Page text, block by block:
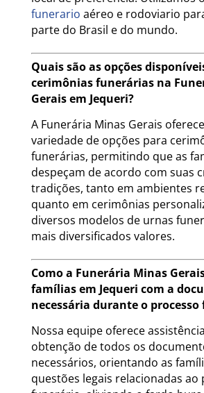
funerario aéreo e rodoviario
parte do Brasil e do mundo.
Quais são as opções
cerimônias funerárias na
Gerais em Jequeri?
A Funerária Minas Gerais
variedade de opções para
funerárias, permitindo que as
despeçam de acordo com suas
tradições, tanto em ambientes
quanto em cerimônias
diversos modelos de urnas
mais diversificados valores.
Como a Funerária Minas
famílias em Jequeri com a
necessária durante o
Nossa equipe oferece
obtenção de todos os
necessários, orientando as
questões legais relacionadas ao